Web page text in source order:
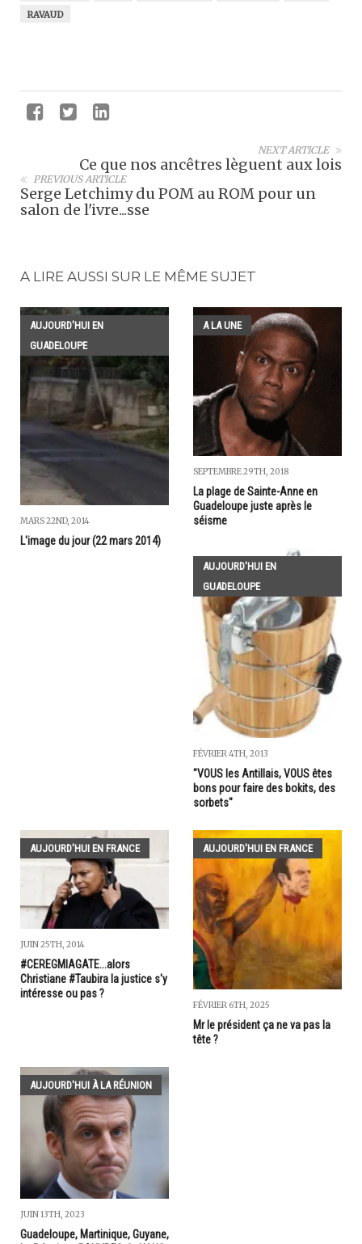
RAVAUD
NEXT ARTICLE
Ce que nos ancêtres lèguent aux lois
PREVIOUS ARTICLE
Serge Letchimy du POM au ROM pour un
salon de l'ivre...sse
A LIRE AUSSI SUR LE MÊME SUJET
AUJOURD'HUI EN
GUADELOUPE
MARS 22ND, 2014
L'image du jour (22 mars 2014)
A LA UNE
SEPTEMBRE 29TH, 2018
La plage de Sainte-Anne en
Guadeloupe juste après le
séisme
AUJOURD'HUI EN
GUADELOUPE
FÉVRIER 4TH, 2013
"VOUS les Antillais, VOUS êtes
bons pour faire des bokits, des
sorbets"
AUJOURD'HUI EN FRANCE
JUIN 25TH, 2014
#CEREGMIAGATE...alors
Christiane #Taubira la justice s'y
intéresse ou pas ?
AUJOURD'HUI EN FRANCE
FÉVRIER 6TH, 2025
Mr le président ça ne va pas la
tête ?
AUJOURD'HUI À LA RÉUNION
JUIN 13TH, 2023
Guadeloupe, Martinique, Guyane,